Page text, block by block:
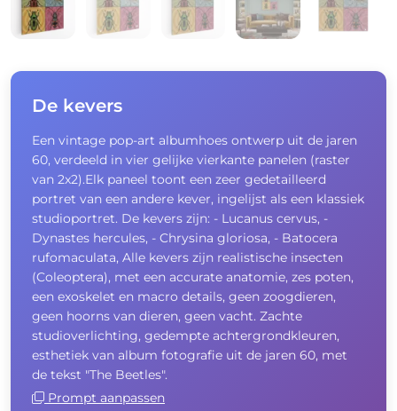
De kevers
Een vintage pop-art albumhoes ontwerp uit de jaren
60, verdeeld in vier gelijke vierkante panelen (raster
van 2x2).Elk paneel toont een zeer gedetailleerd
portret van een andere kever, ingelijst als een klassiek
studioportret. De kevers zijn: - Lucanus cervus, -
Dynastes hercules, - Chrysina gloriosa, - Batocera
rufomaculata, Alle kevers zijn realistische insecten
(Coleoptera), met een accurate anatomie, zes poten,
een exoskelet en macro details, geen zoogdieren,
geen hoorns van dieren, geen vacht. Zachte
studioverlichting, gedempte achtergrondkleuren,
esthetiek van album fotografie uit de jaren 60, met
de tekst "The Beetles".
Prompt aanpassen